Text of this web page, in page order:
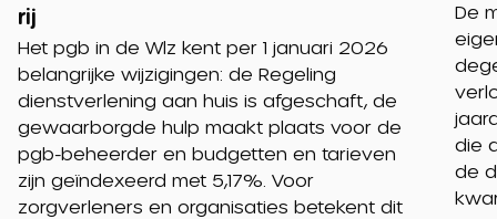
rij
Het pgb in de Wlz kent per 1 januari 2026
belangrijke wijzigingen: de Regeling
dienstverlening aan huis is afgeschaft, de
gewaarborgde hulp maakt plaats voor de
pgb-beheerder en budgetten en tarieven
zijn geïndexeerd met 5,17%. Voor
zorgverleners en organisaties betekent dit
De
die
de